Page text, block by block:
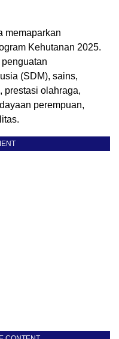
memaparkan
Kehutanan 2025.
penguatan
(SDM), sains,
prestasi olahraga,
perempuan,